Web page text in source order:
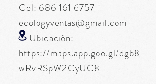
Cel: 686 161 6757
ecologyventas@gmail.com
Ubicación:
https://maps.app.goo.gl/dgb8
wRvRSpW2CyUC8